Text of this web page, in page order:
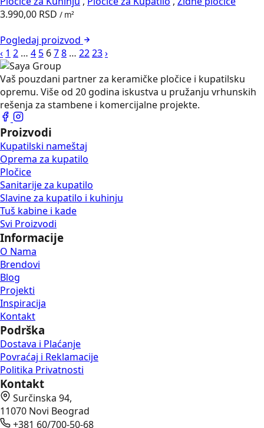
3.990,00 RSD / m²
Pogledaj proizvod
‹ 1 2 … 4 5 678 … 2223›
Vaš pouzdani partner za keramičke pločice i kupatilsku
opremu. Više od 20 godina iskustva u pružanju vrhunskih
rešenja za stambene i komercijalne projekte.
Proizvodi
Kupatilski nameštaj
Oprema za kupatilo
Pločice
Sanitarije za kupatilo
Slavine za kupatilo i kuhinju
Tuš kabine i kade
Svi Proizvodi
Informacije
O Nama
Brendovi
Blog
Projekti
Inspiracija
Kontakt
Podrška
Dostava i Plaćanje
Povraćaj i Reklamacije
Politika Privatnosti
Kontakt
Surčinska 94,
11070 Novi Beograd
+381 60/700-50-68